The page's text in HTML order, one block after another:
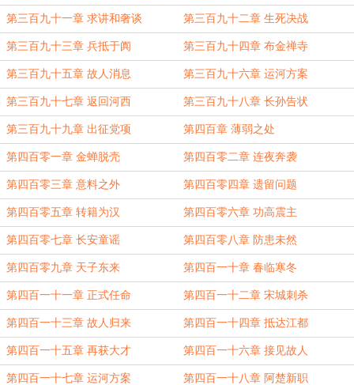
第三百九十一章 求讲和奢谈 第三百九十二章 生死决战
第三百九十三章 兵抵于阗 第三百九十四章 布金禅寺
第三百九十五章 故人消息 第三百九十六章 运河方案
第三百九十七章 返回河西 第三百九十八章 长孙告状
第三百九十九章 出征党项 第四百章 薄弱之处
第四百零一章 金蝉脱壳 第四百零二章 连夜奔袭
第四百零三章 意料之外 第四百零四章 遗留问题
第四百零五章 转籍为汉 第四百零六章 功高震主
第四百零七章 长安童谣 第四百零八章 防患未然
第四百零九章 天子东来 第四百一十章 春临寒冬
第四百一十一章 正式任命 第四百一十二章 宋城刺杀
第四百一十三章 故人归来 第四百一十四章 抵达江都
第四百一十五章 再获大才 第四百一十六章 接见故人
第四百一十七章 运河方案 第四百一十八章 阿楚新职